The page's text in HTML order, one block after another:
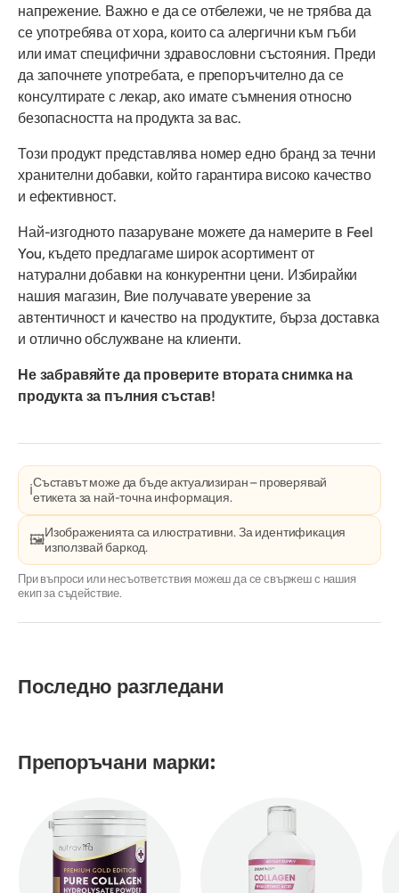
напрежение. Важно е да се отбележи, че не трябва да
се употребява от хора, които са алергични към гъби
или имат специфични здравословни състояния. Преди
да започнете употребата, е препоръчително да се
консултирате с лекар, ако имате съмнения относно
безопасността на продукта за вас.
Този продукт представлява номер едно бранд за течни
хранителни добавки, който гарантира високо качество
и ефективност.
Най-изгодното пазаруване можете да намерите в Feel
You, където предлагаме широк асортимент от
натурални добавки на конкурентни цени. Избирайки
нашия магазин, Вие получавате уверение за
автентичност и качество на продуктите, бърза доставка
и отлично обслужване на клиенти.
Не забравяйте да проверите втората снимка на
продукта за пълния състав!
ℹ️Съставът може да бъде актуализиран – проверявай
етикета за най-точна информация.
🖼️Изображенията са илюстративни. За идентификация
използвай баркод.
При въпроси или несъответствия можеш да се свържеш с нашия
екип за съдействие.
Последно разгледани
Препоръчани марки: